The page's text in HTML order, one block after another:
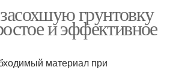
грунтовку
и эффективное
материал при